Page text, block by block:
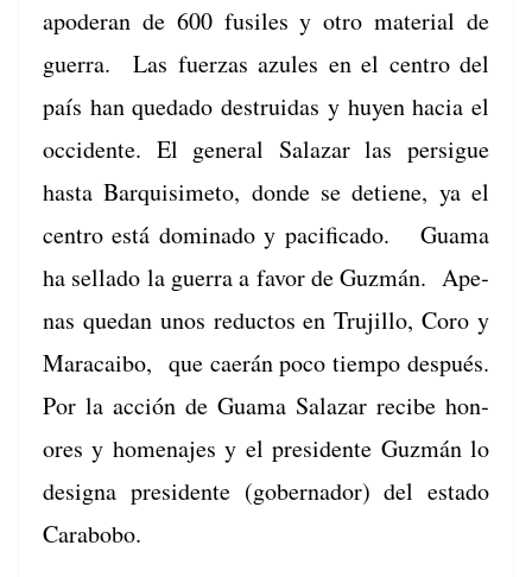
apoder­an de 600 fusiles y otro mate­r­i­al de
guer­ra. Las fuerzas azules en el cen­tro del
país han queda­do destru­idas y huyen hacia el
occi­dente. El gen­er­al Salazar las per­sigue
has­ta Bar­quisime­to, donde se detiene, ya el
cen­tro está dom­i­na­do y paci­fi­ca­do. Gua­ma
ha sel­l­a­do la guer­ra a favor de Guzmán. Ape­
nas quedan unos reduc­tos en Tru­jil­lo, Coro y
Mara­cai­bo, que caerán poco tiem­po después.
Por la acción de Gua­ma Salazar recibe hon­
ores y hom­e­na­jes y el pres­i­dente Guzmán lo
des­igna pres­i­dente (gob­er­nador) del esta­do
Carabobo.